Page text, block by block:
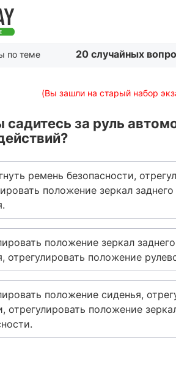
по теме 20 случайных
(Вы зашли на старый набор
садитесь за руль
ремень безопасности,
положение зеркал
положение зеркал
отрегулировать положение
положение сиденья,
отрегулировать положение